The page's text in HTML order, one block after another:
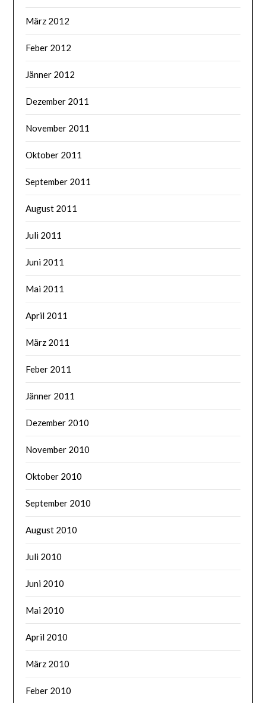
März 2012
Feber 2012
Jänner 2012
Dezember 2011
November 2011
Oktober 2011
September 2011
August 2011
Juli 2011
Juni 2011
Mai 2011
April 2011
März 2011
Feber 2011
Jänner 2011
Dezember 2010
November 2010
Oktober 2010
September 2010
August 2010
Juli 2010
Juni 2010
Mai 2010
April 2010
März 2010
Feber 2010